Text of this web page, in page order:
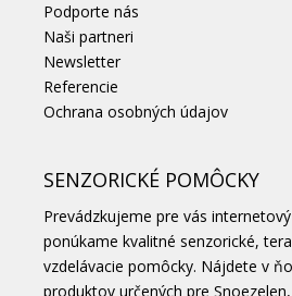
Podporte nás
Naši partneri
Newsletter
Referencie
Ochrana osobných údajov
SENZORICKÉ POMÔCKY
Prevádzkujeme pre vás
ponúkame kvalitné senzorické,
vzdelávacie pomôcky. Nájdete v
produktov určených pre